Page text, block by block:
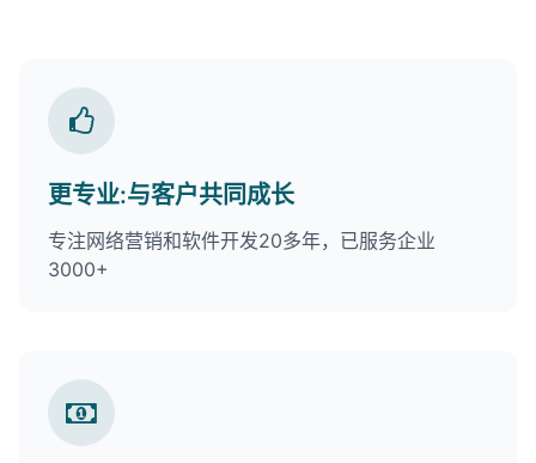
更专业:与客户共同成长
专注网络营销和软件开发20多年，已服务企业
3000+